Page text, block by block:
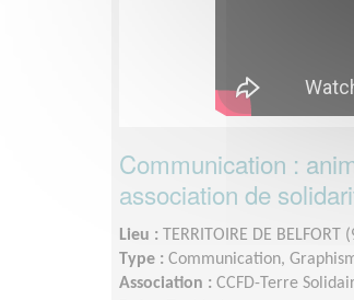
Communication :
association de
Lieu :
TERRITOIRE DE BELFORT
Type : Communication,
Association : CCFD-Terre